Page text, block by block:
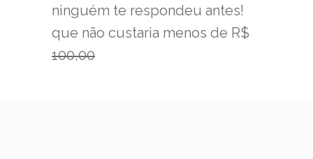
ninguém te respondeu antes!
que não custaria menos de R$
100,00